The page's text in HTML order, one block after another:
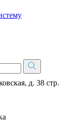
д. 38 стр.